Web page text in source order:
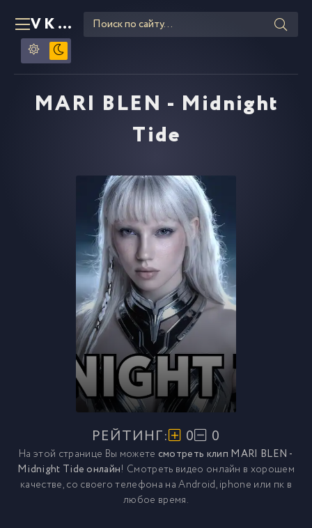
VKLIPE RU
MARI BLEN - Midnight
Tide
РЕЙТИНГ: 0 0
На этой странице Вы можете смотреть клип MARI BLEN -
Midnight Tide онлайн! Смотреть видео онлайн в хорошем
качестве, со своего телефона на Android, iphone или пк в
любое время.